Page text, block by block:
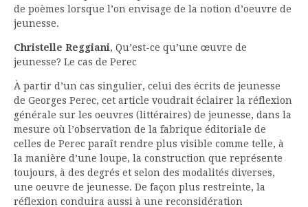
de poèmes lorsque l’on envisage de la notion d’oeuvre de
jeunesse.
Christelle Reggiani, Qu’est-ce qu’une œuvre de
jeunesse? Le cas de Perec
À partir d’un cas singulier, celui des écrits de jeunesse
de Georges Perec, cet article voudrait éclairer la réflexion
générale sur les oeuvres (littéraires) de jeunesse, dans la
mesure où l’observation de la fabrique éditoriale de
celles de Perec paraît rendre plus visible comme telle, à
la manière d’une loupe, la construction que représente
toujours, à des degrés et selon des modalités diverses,
une oeuvre de jeunesse. De façon plus restreinte, la
réflexion conduira aussi à une reconsidération